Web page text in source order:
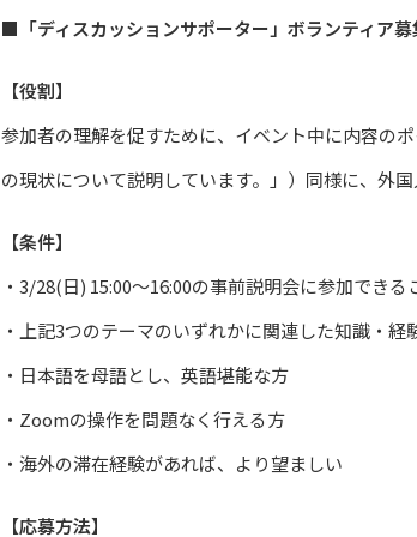
■「ディスカッションサポーター」ボランティア募
【役割】
参加者の理解を促すために、イベント中に内容の
の現状について説明しています。」）同様に、外
【条件】
・3/28(日) 15:00～16:00の事前説明会に参加できる
・上記3つのテーマのいずれかに関連した知識・
・日本語を母語とし、英語堪能な方
・Zoomの操作を問題なく行える方
・海外の滞在経験があれば、より望ましい
【応募方法】